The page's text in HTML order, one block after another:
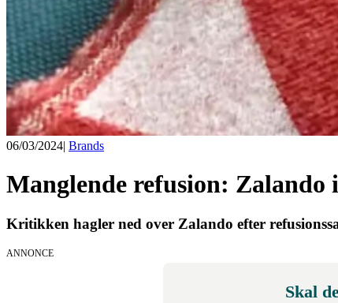
06/03/2024| Brands
Manglende refusion: Zalando
Kritikken hagler ned over Zalando efter
ANNONCE
Skal